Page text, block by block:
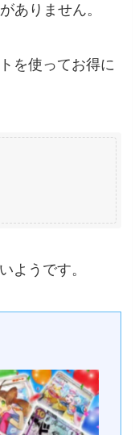
ありません。
を使ってお得に
ようです。